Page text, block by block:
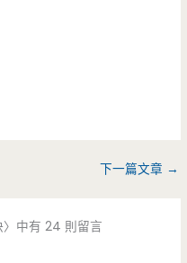
下一篇文章 →
中有 24 則留言